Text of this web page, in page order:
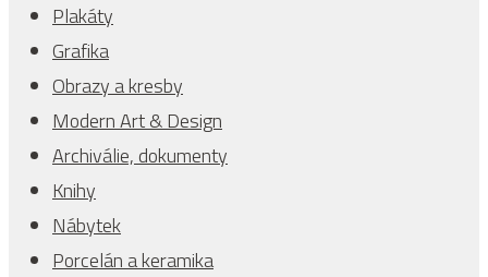
Plakáty
Grafika
Obrazy a kresby
Modern Art & Design
Archiválie, dokumenty
Knihy
Nábytek
Porcelán a keramika